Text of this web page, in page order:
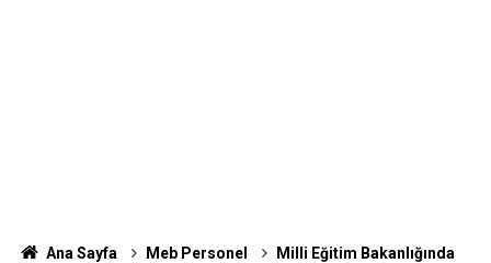
Ana Sayfa Meb Personel
Milli Eğitim Bakanlığında